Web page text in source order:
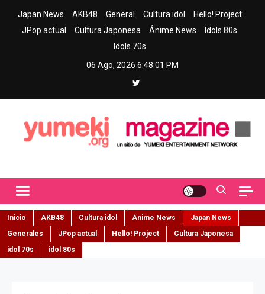
Japan News AKB48 General Cultura idol
Hello! Project
JPop actual
Cultura Japonesa Ánime News
Idols 80s
Idols 70s
06 Ago, 2026 6:48:02 PM
Inicio AKB48 Cultura idol Ánime News
Japan News
Generales
JPop actual Hello! Project
Cultura Japonesa
idol 70s
idol 80s